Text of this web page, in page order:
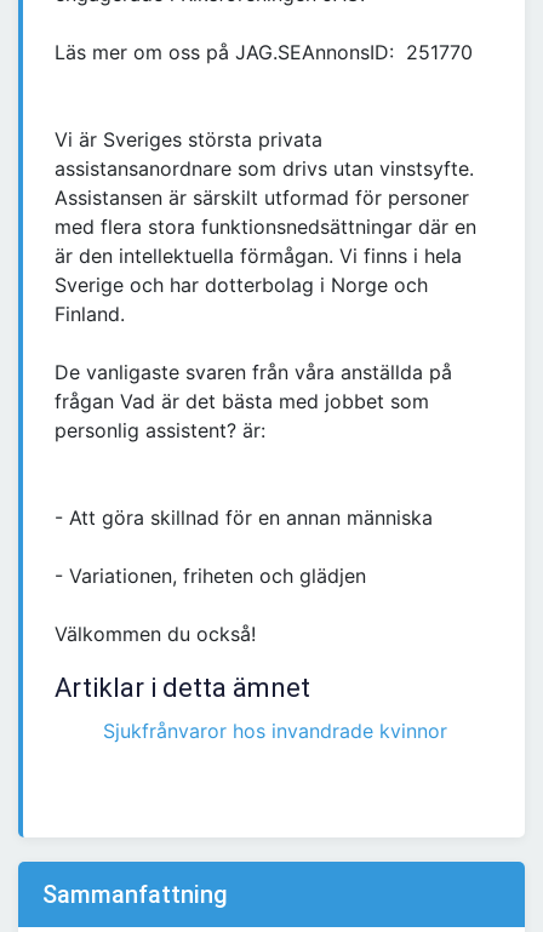
Läs mer om oss på JAG.SEAnnonsID: 251770
Vi är Sveriges största privata
assistansanordnare som drivs utan vinstsyfte.
Assistansen är särskilt utformad för personer
med flera stora funktionsnedsättningar där en
är den intellektuella förmågan. Vi finns i hela
Sverige och har dotterbolag i Norge och
Finland.
De vanligaste svaren från våra anställda på
frågan Vad är det bästa med jobbet som
personlig assistent? är:
- Att göra skillnad för en annan människa
- Variationen, friheten och glädjen
Välkommen du också!
Artiklar i detta ämnet
Sjukfrånvaror hos invandrade kvinnor
Sammanfattning